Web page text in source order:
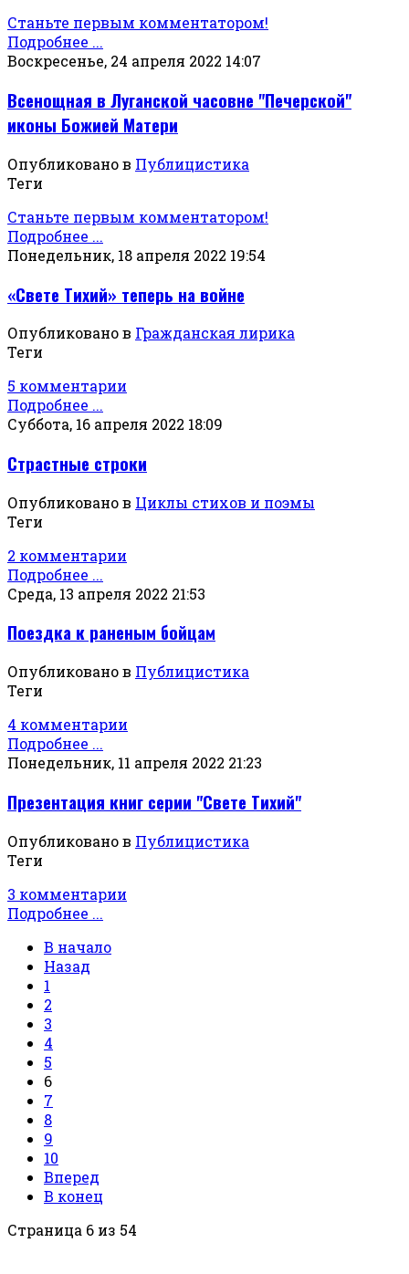
Станьте первым комментатором!
Подробнее ...
Воскресенье, 24 апреля 2022 14:07
Всенощная в Луганской часовне "Печерской"
иконы Божией Матери
Опубликовано в Публицистика
Теги
Станьте первым комментатором!
Подробнее ...
Понедельник, 18 апреля 2022 19:54
«Свете Тихий» теперь на войне
Опубликовано в Гражданская лирика
Теги
5 комментарии
Подробнее ...
Суббота, 16 апреля 2022 18:09
Страстные строки
Опубликовано в Циклы стихов и поэмы
Теги
2 комментарии
Подробнее ...
Среда, 13 апреля 2022 21:53
Поездка к раненым бойцам
Опубликовано в Публицистика
Теги
4 комментарии
Подробнее ...
Понедельник, 11 апреля 2022 21:23
Презентация книг серии "Свете Тихий"
Опубликовано в Публицистика
Теги
3 комментарии
Подробнее ...
В начало
Назад
1
2
3
4
5
6
7
8
9
10
Вперед
В конец
Страница 6 из 54